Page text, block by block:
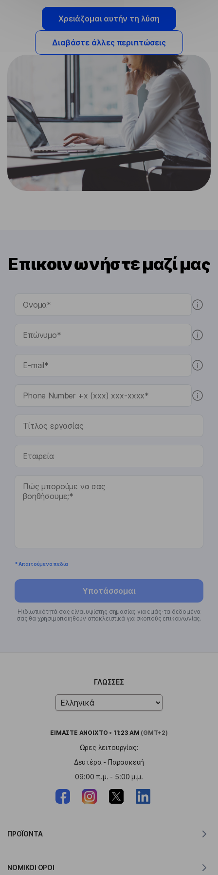
Χρειάζομαι αυτήν τη λύση
Διαβάστε άλλες περιπτώσεις
Επικοινωνήστε μαζί μας
* Απαιτούμενα πεδία
Υποτάσσομαι
Η ιδιωτικότητά σας είναι υψίστης σημασίας για εμάς· τα δεδομένα
σας θα χρησιμοποιηθούν αποκλειστικά για σκοπούς επικοινωνίας.
ΓΛΏΣΣΕΣ
ΕΙΜΑΣΤΕ ΑΝΟΙΧΤΟ • 11:23 AM (GMT+2)
Ωρες λειτουργίας:
Δευτέρα - Παρασκευή
09:00 π.μ. - 5:00 μ.μ.
ΠΡΟΪΌΝΤΑ
ΝΟΜΙΚΟΊ ΌΡΟΙ